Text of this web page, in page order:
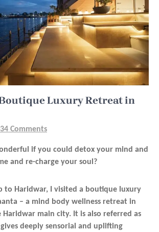
Boutique Luxury Retreat in
Comments
if you could detox your mind and
and re-charge your soul?
to Haridwar, I visited a boutique luxury
– a mind body wellness retreat in
main city. It is also referred as
deeply sensorial and uplifting